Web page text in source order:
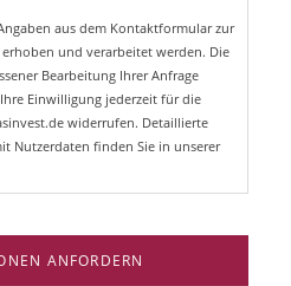
aus dem Kontaktformular zur
und verarbeitet werden. Die
Bearbeitung Ihrer Anfrage
Einwilligung jederzeit für die
widerrufen. Detaillierte
Nutzerdaten finden Sie in unserer
ANFORDERN